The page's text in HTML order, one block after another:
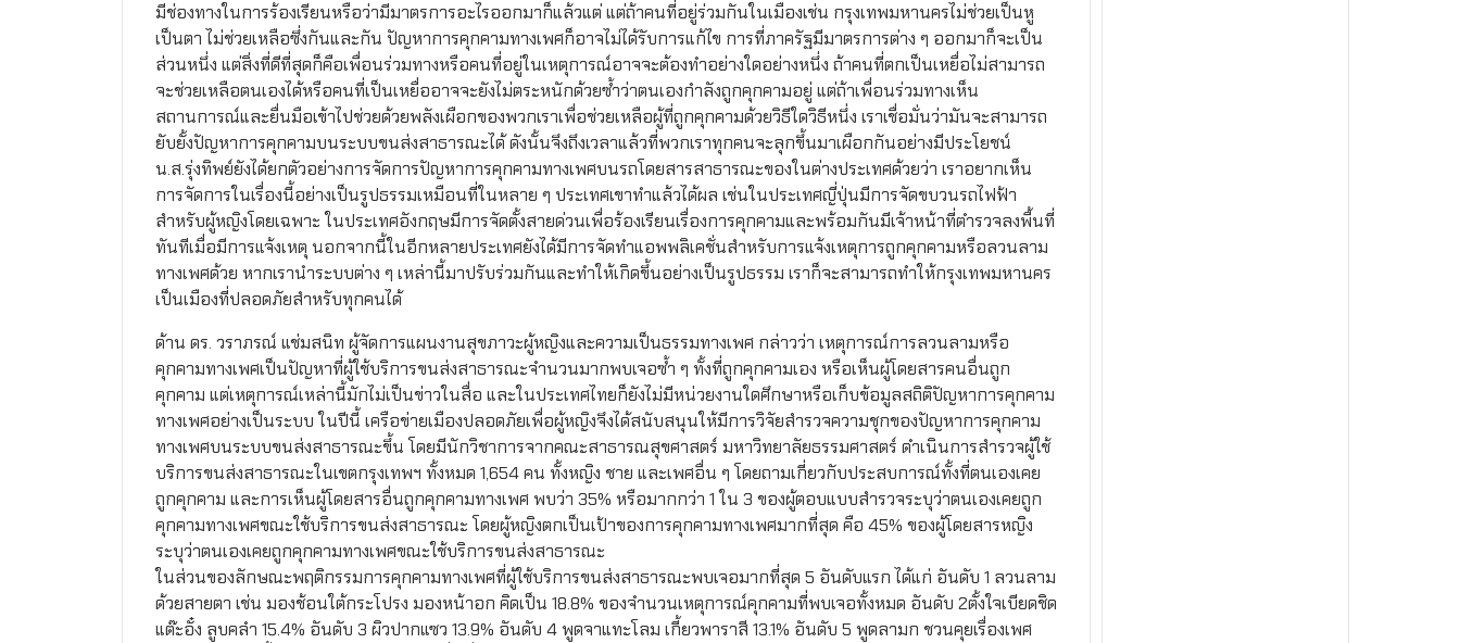
มีช่องทางในการร้องเรียนหรือว่ามีมาตรการอะไรออกมาก็แล้วแต่ แต่ถ้าคนที่อยู่ร่วมกันในเมืองเช่น กรุงเทพมหานครไม่ช่วยเป็นหู
เป็นตา ไม่ช่วยเหลือซึ่งกันและกัน ปัญหาการคุกคามทางเพศก็อาจไม่ได้รับการแก้ไข การที่ภาครัฐมีมาตรการต่าง ๆ ออกมาก็จะเป็น
ส่วนหนึ่ง แต่สิ่งที่ดีที่สุดก็คือเพื่อนร่วมทางหรือคนที่อยู่ในเหตุการณ์อาจจะต้องทำอย่างใดอย่างหนึ่ง ถ้าคนที่ตกเป็นเหยื่อไม่สามารถ
จะช่วยเหลือตนเองได้หรือคนที่เป็นเหยื่ออาจจะยังไม่ตระหนักด้วยซ้ำว่าตนเองกำลังถูกคุกคามอยู่ แต่ถ้าเพื่อนร่วมทางเห็น
สถานการณ์และยื่นมือเข้าไปช่วยด้วยพลังเผือกของพวกเราเพื่อช่วยเหลือผู้ที่ถูกคุกคามด้วยวิธีใดวิธีหนึ่ง เราเชื่อมั่นว่ามันจะสามารถ
ยับยั้งปัญหาการคุกคามบนระบบขนส่งสาธารณะได้ ดังนั้นจึงถึงเวลาแล้วที่พวกเราทุกคนจะลุกขึ้นมาเผือกกันอย่างมีประโยชน์
น.ส.รุ่งทิพย์ยังได้ยกตัวอย่างการจัดการปัญหาการคุกคามทางเพศบนรถโดยสารสาธารณะของในต่างประเทศด้วยว่า เราอยากเห็น
การจัดการในเรื่องนี้อย่างเป็นรูปธรรมเหมือนที่ในหลาย ๆ ประเทศเขาทำแล้วได้ผล เช่นในประเทศญี่ปุ่นมีการจัดขบวนรถไฟฟ้า
สำหรับผู้หญิงโดยเฉพาะ ในประเทศอังกฤษมีการจัดตั้งสายด่วนเพื่อร้องเรียนเรื่องการคุกคามและพร้อมกันมีเจ้าหน้าที่ตำรวจลงพื้นที่
ทันทีเมื่อมีการแจ้งเหตุ นอกจากนี้ในอีกหลายประเทศยังได้มีการจัดทำแอพพลิเคชั่นสำหรับการแจ้งเหตุการถูกคุกคามหรือลวนลาม
ทางเพศด้วย หากเรานำระบบต่าง ๆ เหล่านี้มาปรับร่วมกันและทำให้เกิดขึ้นอย่างเป็นรูปธรรม เราก็จะสามารถทำให้กรุงเทพมหานคร
เป็นเมืองที่ปลอดภัยสำหรับทุกคนได้
ด้าน ดร. วราภรณ์ แช่มสนิท ผู้จัดการแผนงานสุขภาวะผู้หญิงและความเป็นธรรมทางเพศ กล่าวว่า เหตุการณ์การลวนลามหรือ
คุกคามทางเพศเป็นปัญหาที่ผู้ใช้บริการขนส่งสาธารณะจำนวนมากพบเจอซ้ำ ๆ ทั้งที่ถูกคุกคามเอง หรือเห็นผู้โดยสารคนอื่นถูก
คุกคาม แต่เหตุการณ์เหล่านี้มักไม่เป็นข่าวในสื่อ และในประเทศไทยก็ยังไม่มีหน่วยงานใดศึกษาหรือเก็บข้อมูลสถิติปัญหาการคุกคาม
ทางเพศอย่างเป็นระบบ ในปีนี้ เครือข่ายเมืองปลอดภัยเพื่อผู้หญิงจึงได้สนับสนุนให้มีการวิจัยสำรวจความชุกของปัญหาการคุกคาม
ทางเพศบนระบบขนส่งสาธารณะขึ้น โดยมีนักวิชาการจากคณะสาธารณสุขศาสตร์ มหาวิทยาลัยธรรมศาสตร์ ดำเนินการสำรวจผู้ใช้
บริการขนส่งสาธารณะในเขตกรุงเทพฯ ทั้งหมด 1,654 คน ทั้งหญิง ชาย และเพศอื่น ๆ โดยถามเกี่ยวกับประสบการณ์ทั้งที่ตนเองเคย
ถูกคุกคาม และการเห็นผู้โดยสารอื่นถูกคุกคามทางเพศ พบว่า 35% หรือมากกว่า 1 ใน 3 ของผู้ตอบแบบสำรวจระบุว่าตนเองเคยถูก
คุกคามทางเพศขณะใช้บริการขนส่งสาธารณะ โดยผู้หญิงตกเป็นเป้าของการคุกคามทางเพศมากที่สุด คือ 45% ของผู้โดยสารหญิง
ระบุว่าตนเองเคยถูกคุกคามทางเพศขณะใช้บริการขนส่งสาธารณะ
ในส่วนของลักษณะพฤติกรรมการคุกคามทางเพศที่ผู้ใช้บริการขนส่งสาธารณะพบเจอมากที่สุด 5 อันดับแรก ได้แก่ อันดับ 1 ลวนลาม
ด้วยสายตา เช่น มองช้อนใต้กระโปรง มองหน้าอก คิดเป็น 18.8% ของจำนวนเหตุการณ์คุกคามที่พบเจอทั้งหมด อันดับ 2ตั้งใจเบียดชิด
แต๊ะอั๋ง ลูบคลำ 15.4% อันดับ 3 ผิวปากแซว 13.9% อันดับ 4 พูดจาแทะโลม เกี้ยวพาราสี 13.1% อันดับ 5 พูดลามก ชวนคุยเรื่องเพศ